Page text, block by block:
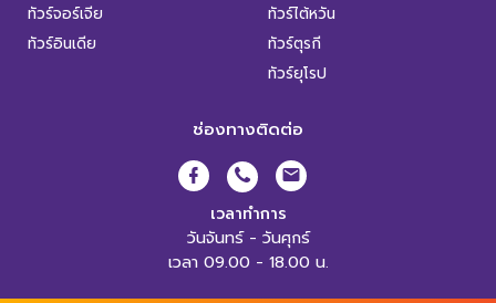
ทัวร์จอร์เจีย
ทัวร์อินเดีย
ทัวร์ไต้หวัน
ทัวร์ตุรกี
ทัวร์ยุโรป
ช่องทางติดต่อ
เวลาทำการ
วันจันทร์ - วันศุกร์
เวลา 09.00 - 18.00 น.